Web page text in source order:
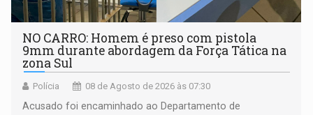
NO CARRO: Homem é preso com pistola
9mm durante abordagem da Força Tática na
zona Sul
Polícia 08 de Agosto de 2026 às 07:30
Acusado foi encaminhado ao Departamento de